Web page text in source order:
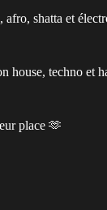
afro, shatta et
house, techno et
place 🫶